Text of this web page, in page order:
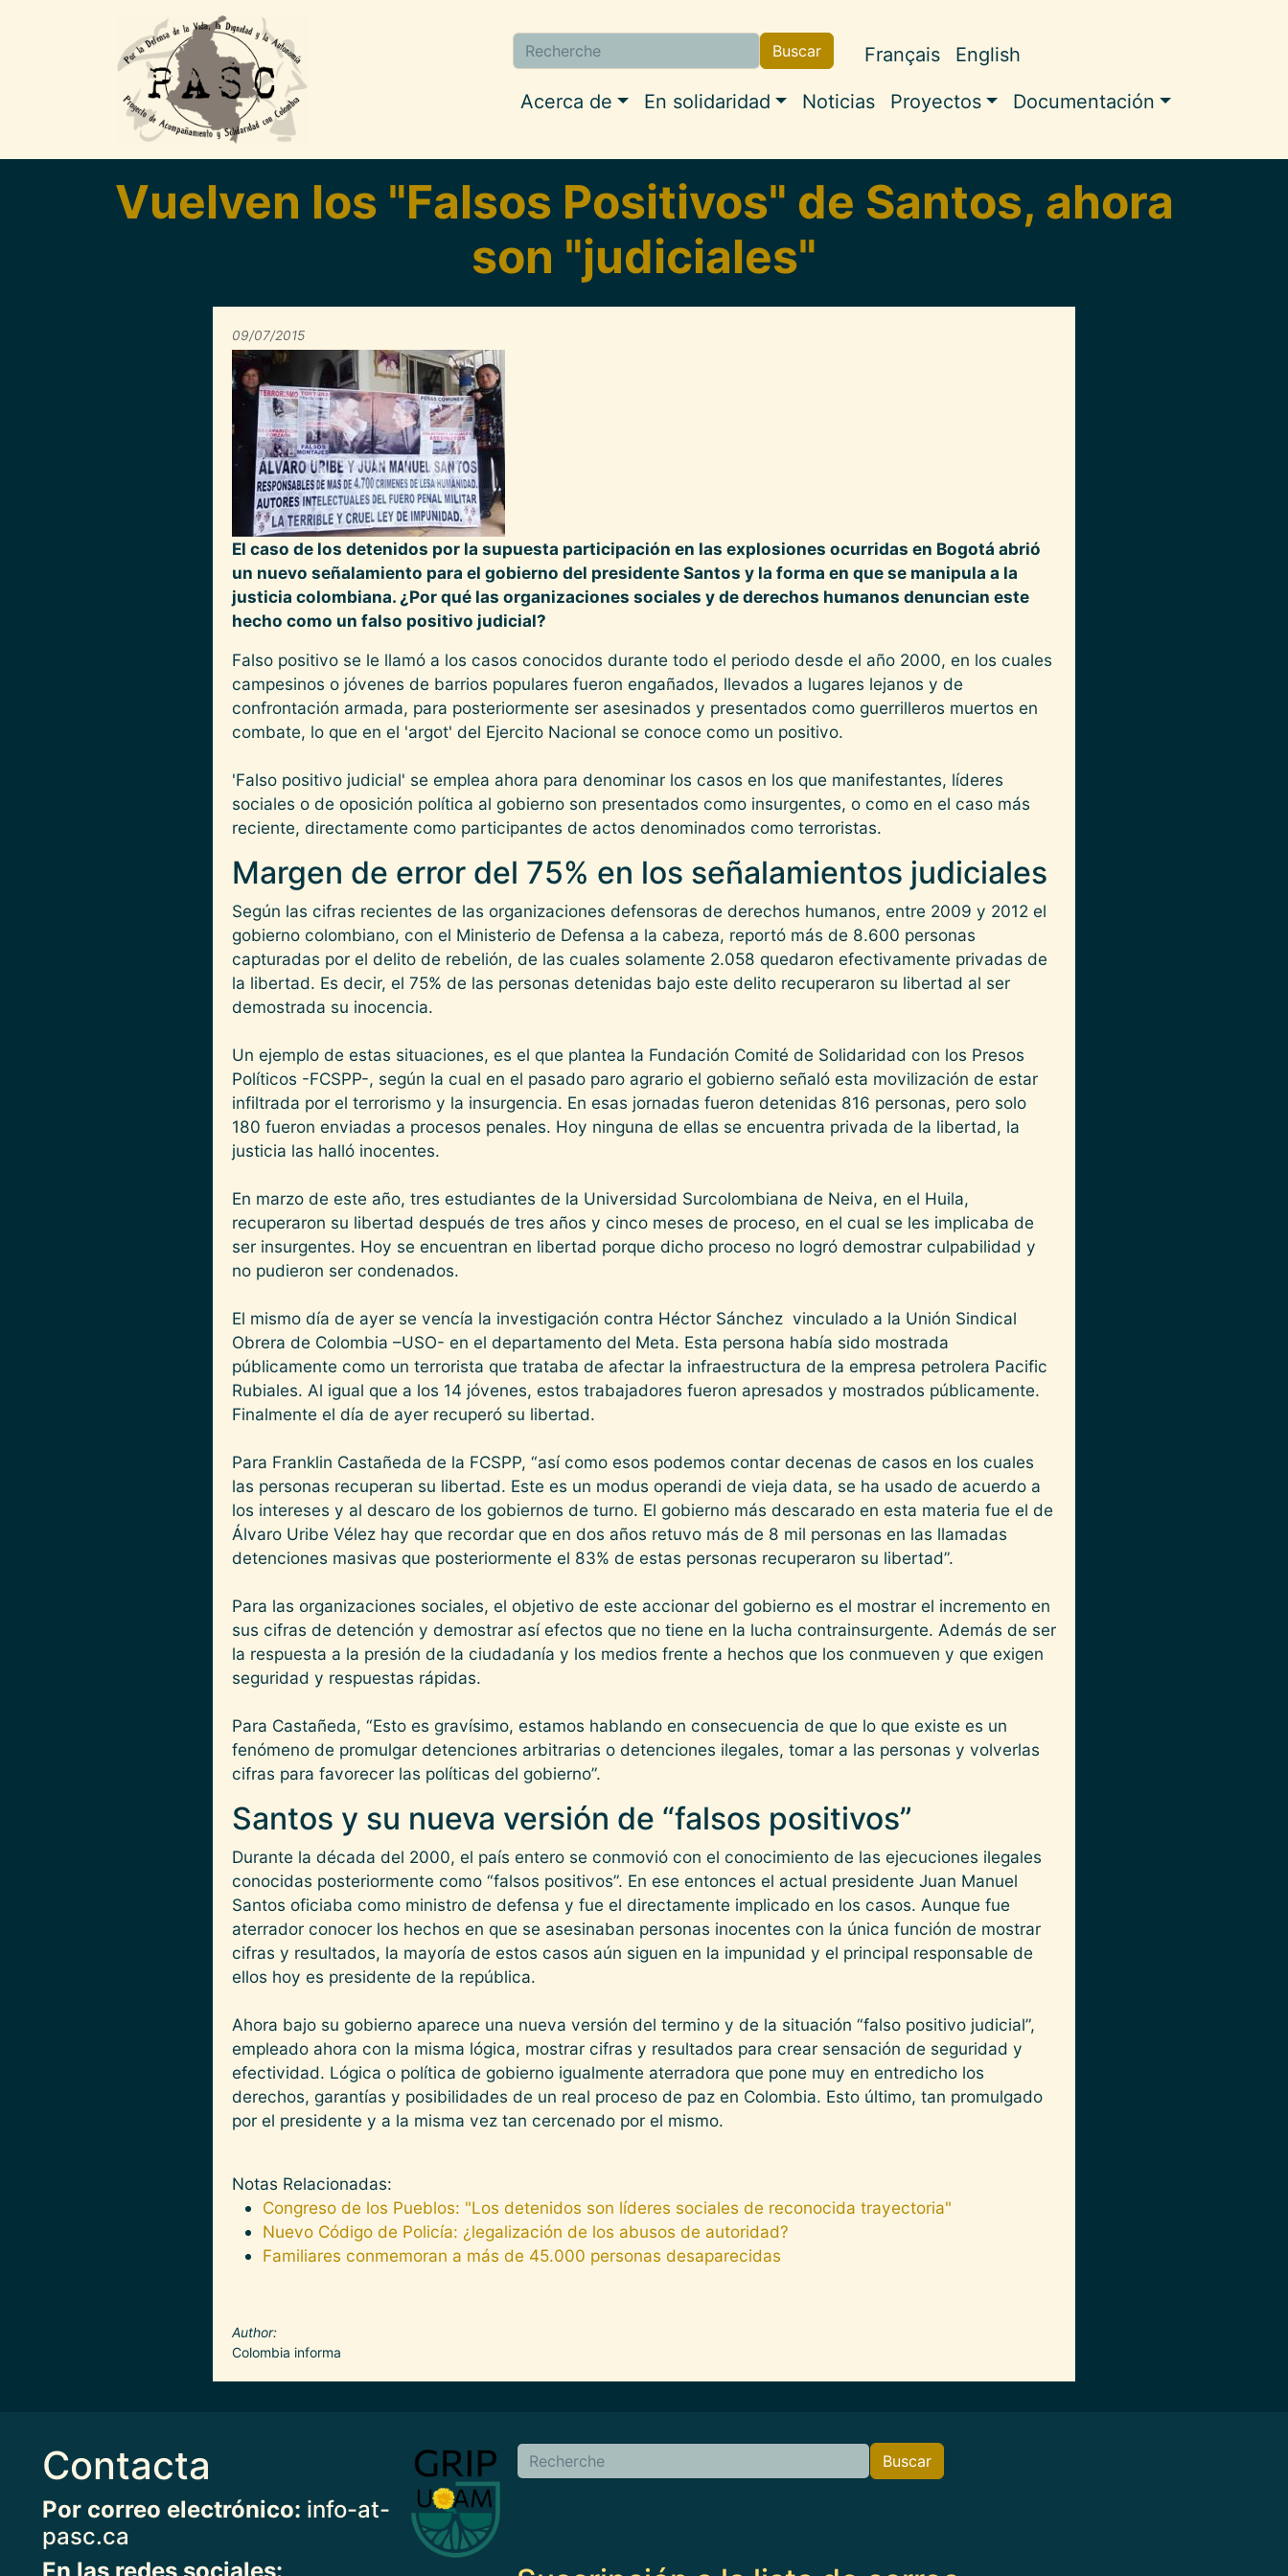
Navigation principale
Acerca de En solidaridad Noticias Proyectos Documentación
Buscar Buscar Français English
Vuelven los "Falsos Positivos" de Santos, ahora
son "judiciales"
09/07/2015
El caso de los detenidos por la supuesta participación en las explosiones ocurridas en Bogotá abrió
un nuevo señalamiento para el gobierno del presidente Santos y la forma en que se manipula a la
justicia colombiana. ¿Por qué las organizaciones sociales y de derechos humanos denuncian este
hecho como un falso positivo judicial?
Falso positivo se le llamó a los casos conocidos durante todo el periodo desde el año 2000, en los cuales
campesinos o jóvenes de barrios populares fueron engañados, llevados a lugares lejanos y de
confrontación armada, para posteriormente ser asesinados y presentados como guerrilleros muertos en
combate, lo que en el 'argot' del Ejercito Nacional se conoce como un positivo.
'Falso positivo judicial' se emplea ahora para denominar los casos en los que manifestantes, líderes
sociales o de oposición política al gobierno son presentados como insurgentes, o como en el caso más
reciente, directamente como participantes de actos denominados como terroristas.
Margen de error del 75% en los señalamientos judiciales
Según las cifras recientes de las organizaciones defensoras de derechos humanos, entre 2009 y 2012 el
gobierno colombiano, con el Ministerio de Defensa a la cabeza, reportó más de 8.600 personas
capturadas por el delito de rebelión, de las cuales solamente 2.058 quedaron efectivamente privadas de
la libertad. Es decir, el 75% de las personas detenidas bajo este delito recuperaron su libertad al ser
demostrada su inocencia.
Un ejemplo de estas situaciones, es el que plantea la Fundación Comité de Solidaridad con los Presos
Políticos -FCSPP-, según la cual en el pasado paro agrario el gobierno señaló esta movilización de estar
infiltrada por el terrorismo y la insurgencia. En esas jornadas fueron detenidas 816 personas, pero solo
180 fueron enviadas a procesos penales. Hoy ninguna de ellas se encuentra privada de la libertad, la
justicia las halló inocentes.
En marzo de este año, tres estudiantes de la Universidad Surcolombiana de Neiva, en el Huila,
recuperaron su libertad después de tres años y cinco meses de proceso, en el cual se les implicaba de
ser insurgentes. Hoy se encuentran en libertad porque dicho proceso no logró demostrar culpabilidad y
no pudieron ser condenados.
El mismo día de ayer se vencía la investigación contra Héctor Sánchez vinculado a la Unión Sindical
Obrera de Colombia –USO- en el departamento del Meta. Esta persona había sido mostrada
públicamente como un terrorista que trataba de afectar la infraestructura de la empresa petrolera Pacific
Rubiales. Al igual que a los 14 jóvenes, estos trabajadores fueron apresados y mostrados públicamente.
Finalmente el día de ayer recuperó su libertad.
Para Franklin Castañeda de la FCSPP, “así como esos podemos contar decenas de casos en los cuales
las personas recuperan su libertad. Este es un modus operandi de vieja data, se ha usado de acuerdo a
los intereses y al descaro de los gobiernos de turno. El gobierno más descarado en esta materia fue el de
Álvaro Uribe Vélez hay que recordar que en dos años retuvo más de 8 mil personas en las llamadas
detenciones masivas que posteriormente el 83% de estas personas recuperaron su libertad”.
Para las organizaciones sociales, el objetivo de este accionar del gobierno es el mostrar el incremento en
sus cifras de detención y demostrar así efectos que no tiene en la lucha contrainsurgente. Además de ser
la respuesta a la presión de la ciudadanía y los medios frente a hechos que los conmueven y que exigen
seguridad y respuestas rápidas.
Para Castañeda, “Esto es gravísimo, estamos hablando en consecuencia de que lo que existe es un
fenómeno de promulgar detenciones arbitrarias o detenciones ilegales, tomar a las personas y volverlas
cifras para favorecer las políticas del gobierno”.
Santos y su nueva versión de “falsos positivos”
Durante la década del 2000, el país entero se conmovió con el conocimiento de las ejecuciones ilegales
conocidas posteriormente como “falsos positivos”. En ese entonces el actual presidente Juan Manuel
Santos oficiaba como ministro de defensa y fue el directamente implicado en los casos. Aunque fue
aterrador conocer los hechos en que se asesinaban personas inocentes con la única función de mostrar
cifras y resultados, la mayoría de estos casos aún siguen en la impunidad y el principal responsable de
ellos hoy es presidente de la república.
Ahora bajo su gobierno aparece una nueva versión del termino y de la situación “falso positivo judicial”,
empleado ahora con la misma lógica, mostrar cifras y resultados para crear sensación de seguridad y
efectividad. Lógica o política de gobierno igualmente aterradora que pone muy en entredicho los
derechos, garantías y posibilidades de un real proceso de paz en Colombia. Esto último, tan promulgado
por el presidente y a la misma vez tan cercenado por el mismo.
Notas Relacionadas:
Congreso de los Pueblos: "Los detenidos son líderes sociales de reconocida trayectoria"
Nuevo Código de Policía: ¿legalización de los abusos de autoridad?
Familiares conmemoran a más de 45.000 personas desaparecidas
Author
Colombia informa
Contacta
Por correo electrónico: info-at-
pasc.ca
Imagen Buscar Buscar